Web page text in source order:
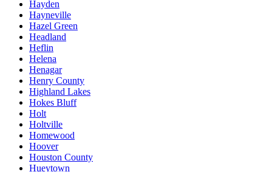
Hayden
Hayneville
Hazel Green
Headland
Heflin
Helena
Henagar
Henry County
Highland Lakes
Hokes Bluff
Holt
Holtville
Homewood
Hoover
Houston County
Hueytown